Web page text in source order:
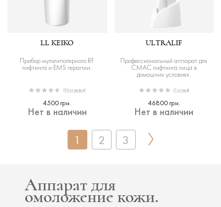
LL KEIKO
Прибор мультиполярного RF
лифтинга и EMS терапии.
(10 отзывов)
4500 грн.
Нет в наличии
ULTRALIF
Профессиональный аппарат для
СМАС лифтинга лица в
домашних условиях.
(1 отзыв)
46800 грн.
Нет в наличии
1 2 3
Аппарат для
омоложение кожи.